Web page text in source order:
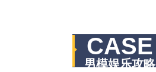
CASE
男模娱乐攻略